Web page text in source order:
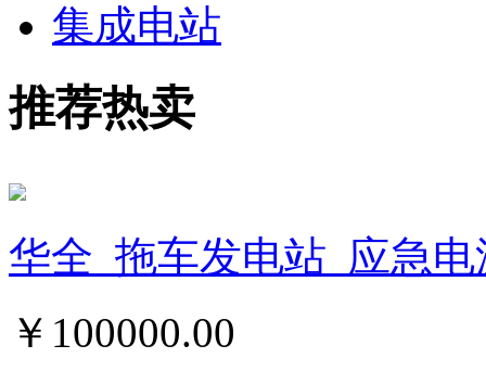
集成电站
推荐热卖
华全_拖车发电站_应急
￥ 100000.00